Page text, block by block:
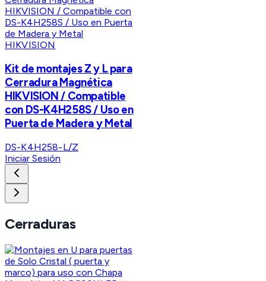
HIKVISION
Kit de montajes Z y L para
Cerradura Magnética
HIKVISION / Compatible
con DS-K4H258S / Uso en
Puerta de Madera y Metal
DS-K4H258-L/Z
Iniciar Sesión
Cerraduras